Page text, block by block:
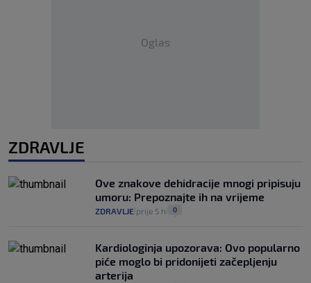
Oglas
ZDRAVLJE
Ove znakove dehidracije mnogi pripisuju
umoru: Prepoznajte ih na vrijeme
ZDRAVLJE prije 5 h 0
Kardiologinja upozorava: Ovo popularno
piće moglo bi pridonijeti začepljenju
arterija